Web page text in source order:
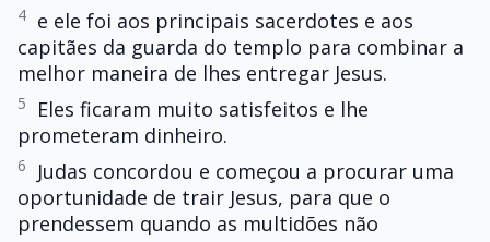
4 e ele foi aos principais sacerdotes e aos
capitães da guarda do templo para combinar a
melhor maneira de lhes entregar Jesus.
5
Eles ficaram muito satisfeitos e lhe
prometeram dinheiro.
6
Judas concordou e começou a procurar uma
oportunidade de trair Jesus, para que o
prendessem quando as multidões não